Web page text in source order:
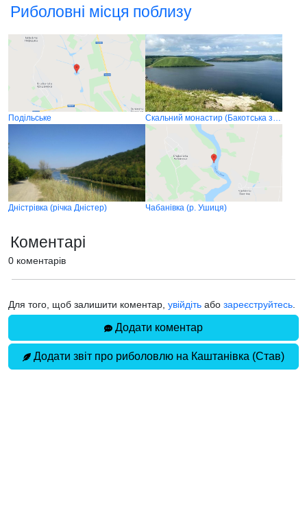
Риболовні місця поблизу
Подільське Скальний монастир (Бакотська затока)
Дністрівка (річка Дністер) Чабанівка (р. Ушиця)
Коментарі
0 коментарів
Для того, щоб залишити коментар, увійдіть або зареєструйтесь.
Додати коментар
Додати звіт про риболовлю на Каштанівка (Став)